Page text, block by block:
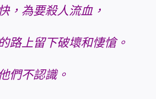
，為要殺人流血，
路上留下破壞和悽愴。
們不認識。